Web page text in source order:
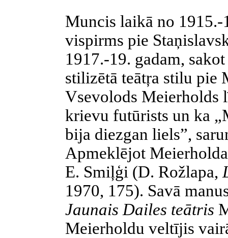
Muncis laikā no
vispirms pie
1917.-19. gadam,
stilizētā teātŗa stilu pie
Vsevolods Meierholds
krievu futūrists un ka „
bija diezgan liels”,
Apmeklējot Meierholda
E. Smiļģi (D. Rožlapa,
1970, 175). Savā
Jaunais Dailes teātris
Meierholdu veltījis